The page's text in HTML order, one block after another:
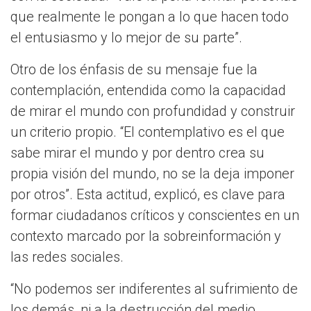
que realmente le pongan a lo que hacen todo
el entusiasmo y lo mejor de su parte”.
Otro de los énfasis de su mensaje fue la
contemplación, entendida como la capacidad
de mirar el mundo con profundidad y construir
un criterio propio. “El contemplativo es el que
sabe mirar el mundo y por dentro crea su
propia visión del mundo, no se la deja imponer
por otros”. Esta actitud, explicó, es clave para
formar ciudadanos críticos y conscientes en un
contexto marcado por la sobreinformación y
las redes sociales.
“No podemos ser indiferentes al sufrimiento de